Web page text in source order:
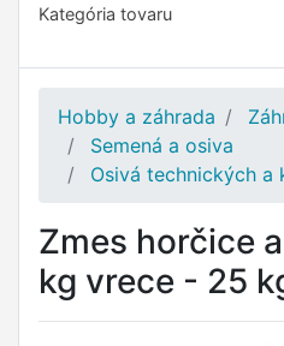
Kategória tovaru
Hobby a záhrada
Semená a osiva
Osivá technických a
Zmes horčice
kg vrece - 25